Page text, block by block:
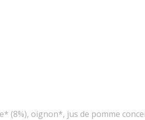
(8%), oignon*, jus de pomme